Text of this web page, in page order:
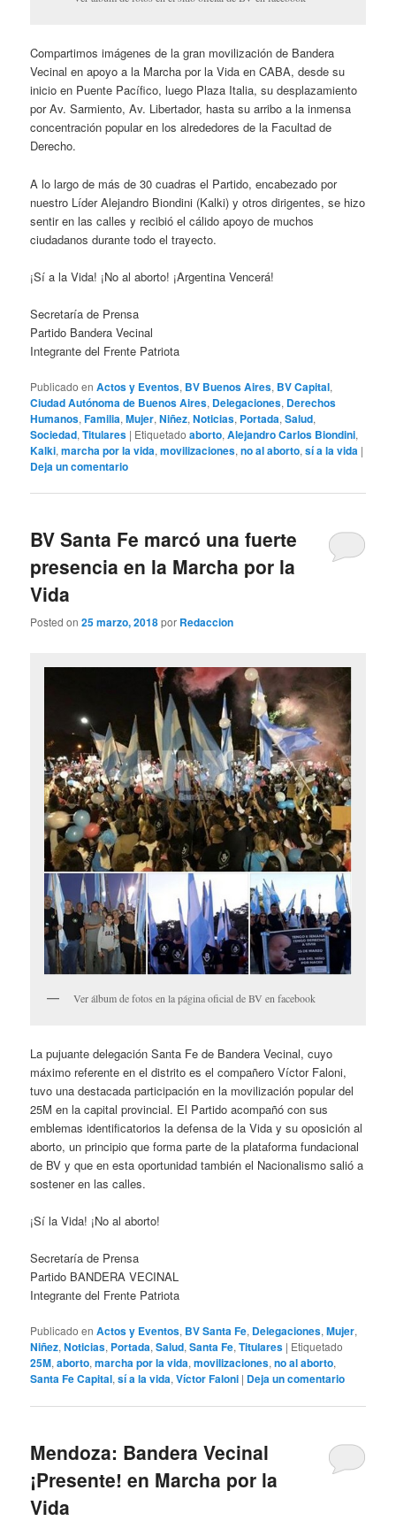
Compartimos imágenes de la gran movilización de Bandera
Vecinal en apoyo a la Marcha por la Vida en CABA, desde su
inicio en Puente Pacífico, luego Plaza Italia, su desplazamiento
por Av. Sarmiento, Av. Libertador, hasta su arribo a la inmensa
concentración popular en los alrededores de la Facultad de
Derecho.
A lo largo de más de 30 cuadras el Partido, encabezado por
nuestro Líder Alejandro Biondini (Kalki) y otros dirigentes, se hizo
sentir en las calles y recibió el cálido apoyo de muchos
ciudadanos durante todo el trayecto.
¡Sí a la Vida! ¡No al aborto! ¡Argentina Vencerá!
Secretaría de Prensa
Partido Bandera Vecinal
Integrante del Frente Patriota
Publicado en Actos y Eventos, BV Buenos Aires, BV Capital,
Ciudad Autónoma de Buenos Aires, Delegaciones, Derechos
Humanos,Familia,Mujer,Niñez,Noticias, Portada,Salud,
Sociedad,Titulares | Etiquetado aborto,Alejandro Carlos Biondini,
Kalki,marcha por la vida,movilizaciones,no al aborto,sí a la vida |
Deja un comentario
BV Santa Fe marcó una fuerte
presencia en la Marcha por la
Vida
Posted on25 marzo, 2018por Redaccion
Ver álbum de fotos en la página oficial de BV en facebook
La pujuante delegación Santa Fe de Bandera Vecinal, cuyo
máximo referente en el distrito es el compañero Víctor Faloni,
tuvo una destacada participación en la movilización popular del
25M en la capital provincial. El Partido acompañó con sus
emblemas identificatorios la defensa de la Vida y su oposición al
aborto, un principio que forma parte de la plataforma fundacional
de BV y que en esta oportunidad también el Nacionalismo salió a
sostener en las calles.
¡Sí la Vida! ¡No al aborto!
Secretaría de Prensa
Partido BANDERA VECINAL
Integrante del Frente Patriota
Publicado en Actos y Eventos, BV Santa Fe, Delegaciones,Mujer,
Niñez,Noticias, Portada,Salud,Santa Fe,Titulares | Etiquetado
25M,aborto,marcha por la vida,movilizaciones,no al aborto,
Santa Fe Capital,sí a la vida,Víctor Faloni | Deja un comentario
Mendoza: Bandera Vecinal
¡Presente! en Marcha por la
Vida